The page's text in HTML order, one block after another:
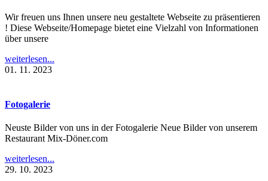
Wir freuen uns Ihnen unsere neu gestaltete Webseite zu präsentieren
! Diese Webseite/Homepage bietet eine Vielzahl von Informationen
über unsere
weiterlesen...
01. 11. 2023
Fotogalerie
Neuste Bilder von uns in der Fotogalerie Neue Bilder von unserem
Restaurant Mix-Döner.com
weiterlesen...
29. 10. 2023